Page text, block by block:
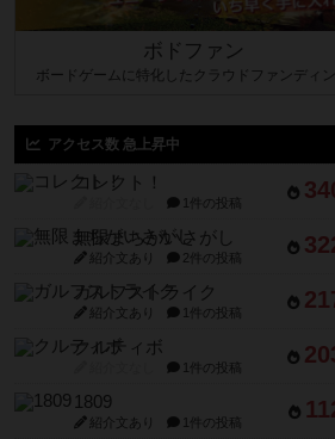
ボドファン
ボードゲームに特化したクラウドファンディ
アクセス数 急上昇中
コレクト！
1件の投稿
無限まちがいさがし
紹介文あり 2件の投稿
ガルフストライク
紹介文あり 1件の投稿
クルティボ
1件の投稿
1809
紹介文あり 1件の投稿